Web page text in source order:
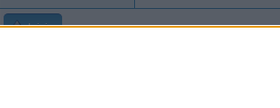
Inicio